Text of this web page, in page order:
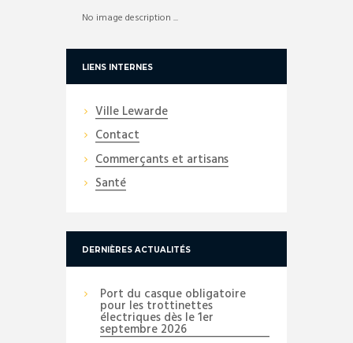
No image description ...
LIENS INTERNES
Ville Lewarde
Contact
Commerçants et artisans
Santé
DERNIÈRES ACTUALITÉS
Port du casque obligatoire
pour les trottinettes
électriques dès le 1er
septembre 2026